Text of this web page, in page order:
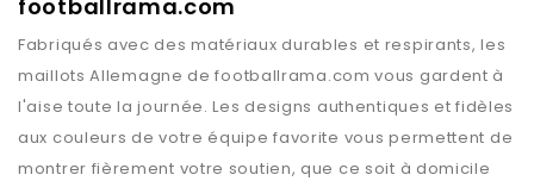
footballrama.com
Fabriqués avec des matériaux durables et respirants, les
maillotsAllemagne defootballrama.com vous gardent à
l'aise toute la journée. Les designs authentiques et fidèles
aux couleurs de votre équipe favorite vous permettent de
montrer fièrement votre soutien, que ce soit à domicile